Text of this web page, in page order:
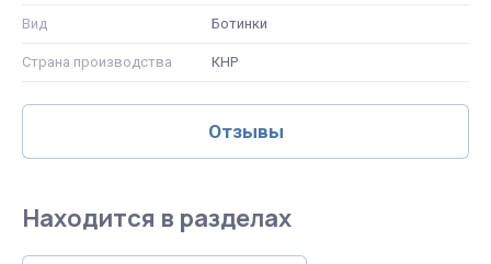
Вид Ботинки
Страна производства КНР
Отзывы
Находится в разделах